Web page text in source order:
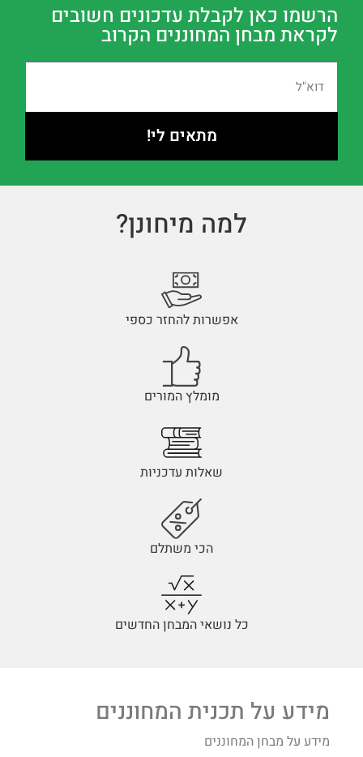
הרשמו כאן לקבלת עדכונים חשובים
לקראת מבחן המחוננים הקרוב
מתאים לי!
למה מיחונן?
אפשרות להחזר כספי
מומלץ המורים
שאלות עדכניות
הכי משתלם
כל נושאי המבחן החדשים
מידע על תכנית המחוננים
מידע על מבחן המחוננים